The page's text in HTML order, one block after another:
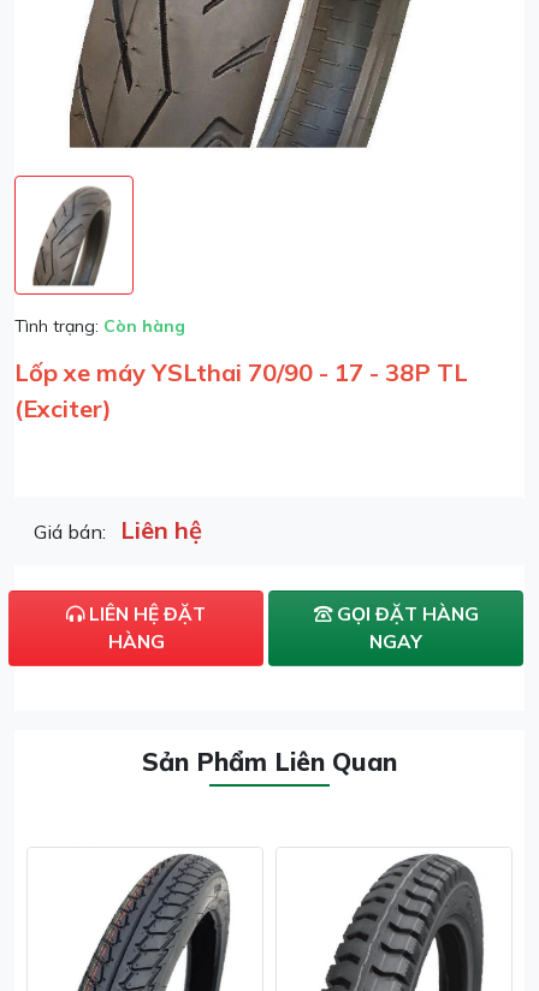
Tình trạng: Còn hàng
Lốp xe máy YSLthai 70/90 - 17 - 38P TL
(Exciter)
Giá bán: Liên hệ
LIÊN HỆ ĐẶT
HÀNG
GỌI ĐẶT HÀNG
NGAY
Sản Phẩm Liên Quan